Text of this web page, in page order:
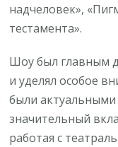
надчеловек»,
тестамента».
Шоу был главным
и уделял особое
были
значительный
работая с